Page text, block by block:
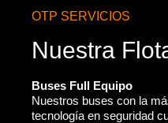
OTP SERVICIOS
Nuestra
Buses Full Equipo
Nuestros buses con la
tecnología en seguridad